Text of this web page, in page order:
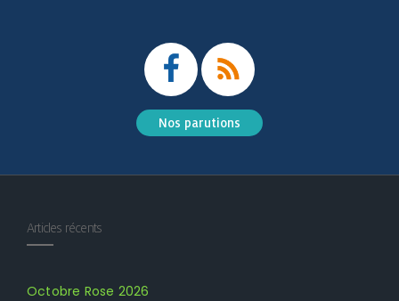
Nos parutions
Articles récents
Octobre Rose 2026